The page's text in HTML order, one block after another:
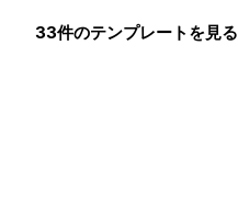
33件のテンプレートを見る